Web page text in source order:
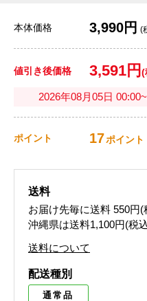
本体価格 3,990円 (
値引き後価格 3,591円 (
2026年08月05日
ポイント 17ポイント
送料
お届け先毎に送料 550円(
沖縄県は送料1,100円(税
送料について
配送種別
通常品